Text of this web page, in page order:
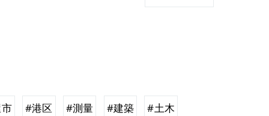
#港区 #測量 #建築 #土木